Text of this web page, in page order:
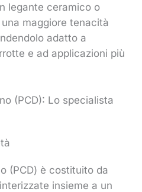
legante ceramico o
maggiore tenacità
adatto a
e ad applicazioni più
(PCD): Lo specialista
(PCD) è costituito da
insieme a un